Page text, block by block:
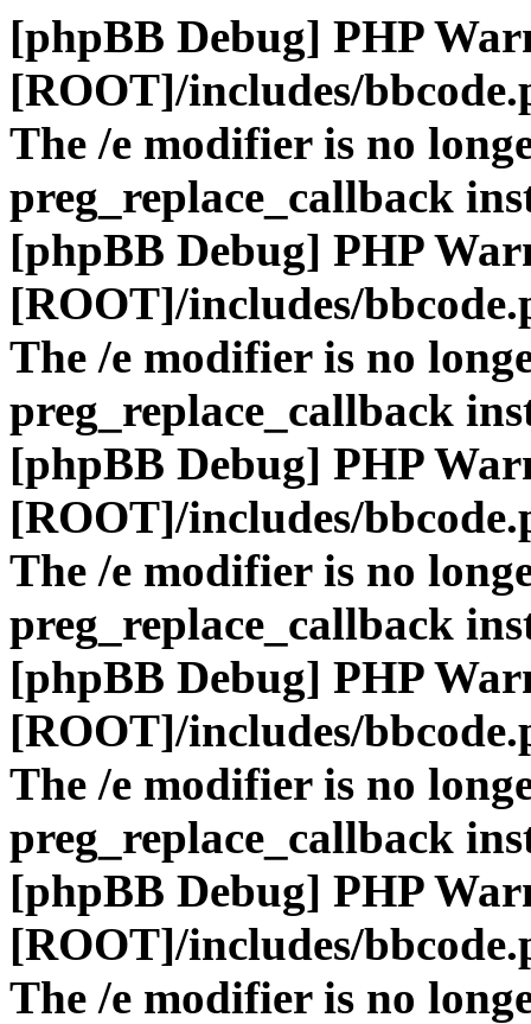
[phpBB Debug] PHP
[ROOT]/includes/
The /e modifier is no
preg_replace_callback
[phpBB Debug] PHP
[ROOT]/includes/
The /e modifier is no
preg_replace_callback
[phpBB Debug] PHP
[ROOT]/includes/
The /e modifier is no
preg_replace_callback
[phpBB Debug] PHP
[ROOT]/includes/
The /e modifier is no
preg_replace_callback
[phpBB Debug] PHP
[ROOT]/includes/
The /e modifier is no